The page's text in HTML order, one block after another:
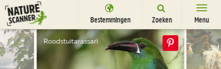
Ga
naar
content
Bestemmingen Zoeken Menu
Bestemmingen
Overnachten
Roodstuitarassari